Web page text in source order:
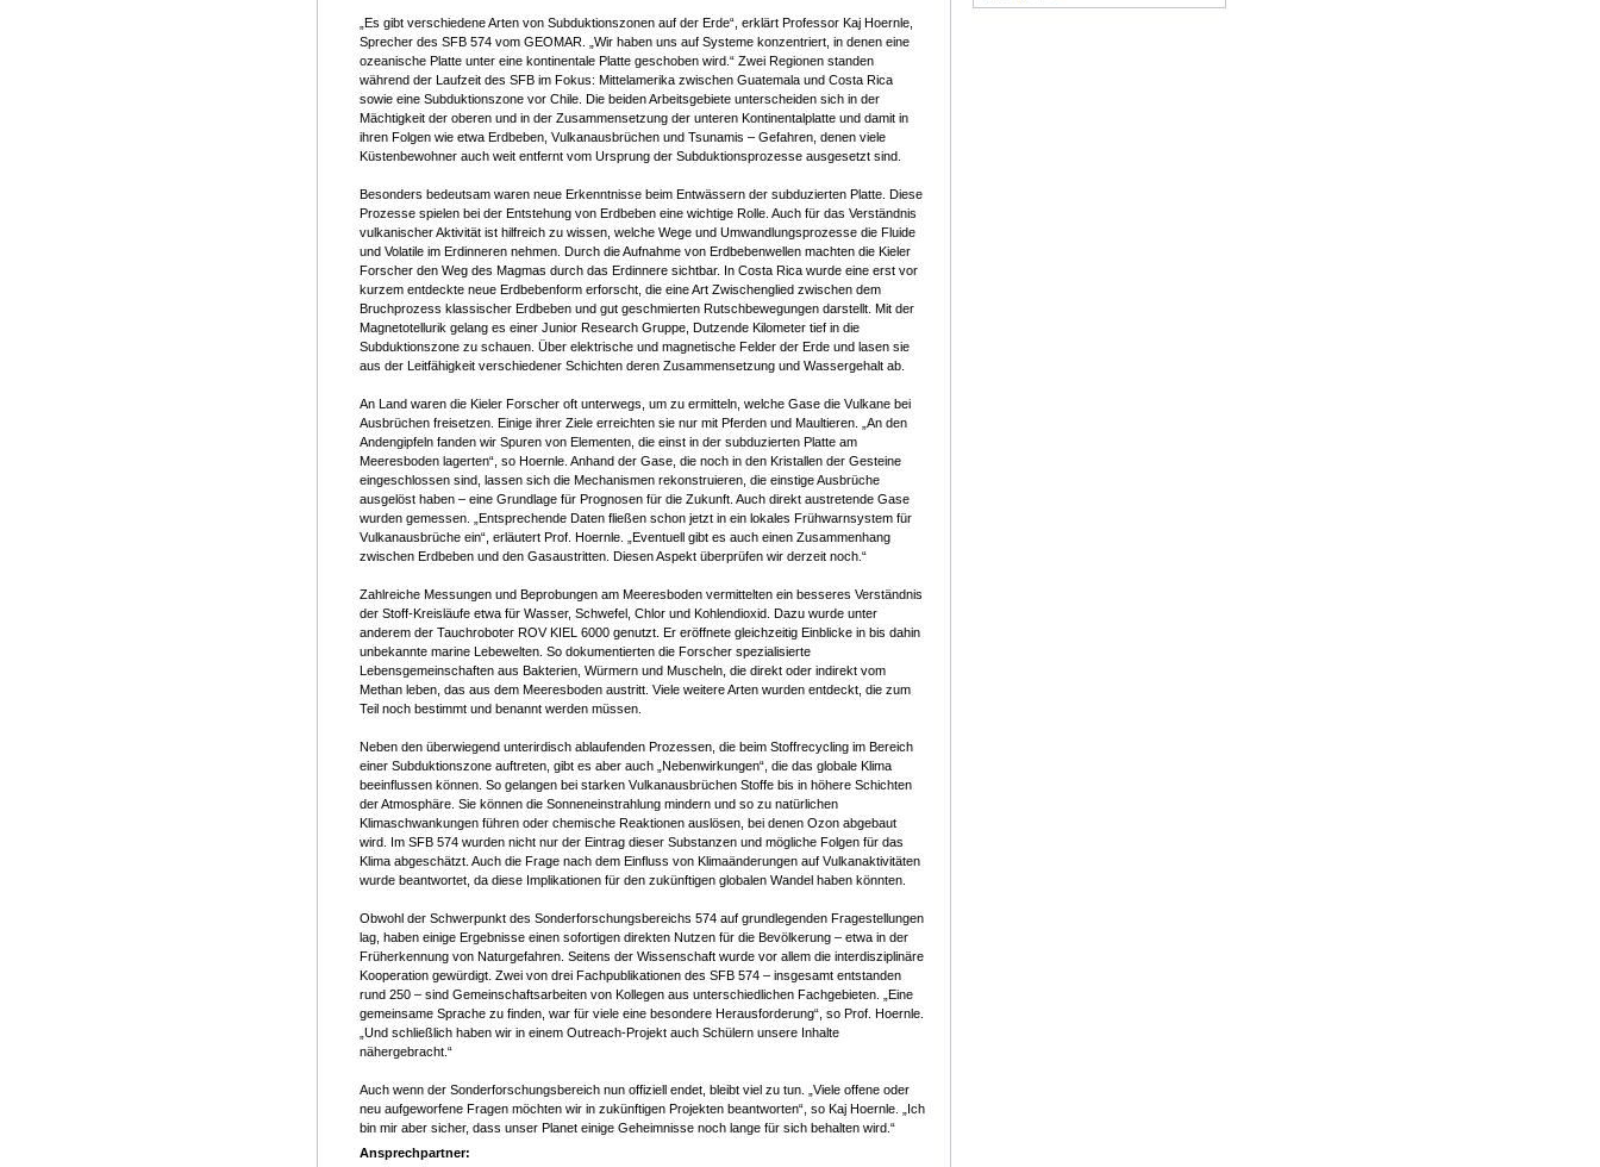
„Es gibt verschiedene Arten von Subduktionszonen auf der Erde“, erklärt Professor Kaj Hoernle,
Sprecher des SFB 574 vom GEOMAR. „Wir haben uns auf Systeme konzentriert, in denen eine
ozeanische Platte unter eine kontinentale Platte geschoben wird.“ Zwei Regionen standen
während der Laufzeit des SFB im Fokus: Mittelamerika zwischen Guatemala und Costa Rica
sowie eine Subduktionszone vor Chile. Die beiden Arbeitsgebiete unterscheiden sich in der
Mächtigkeit der oberen und in der Zusammensetzung der unteren Kontinentalplatte und damit in
ihren Folgen wie etwa Erdbeben, Vulkanausbrüchen und Tsunamis – Gefahren, denen viele
Küstenbewohner auch weit entfernt vom Ursprung der Subduktionsprozesse ausgesetzt sind.
Besonders bedeutsam waren neue Erkenntnisse beim Entwässern der subduzierten Platte. Diese
Prozesse spielen bei der Entstehung von Erdbeben eine wichtige Rolle. Auch für das Verständnis
vulkanischer Aktivität ist hilfreich zu wissen, welche Wege und Umwandlungsprozesse die Fluide
und Volatile im Erdinneren nehmen. Durch die Aufnahme von Erdbebenwellen machten die Kieler
Forscher den Weg des Magmas durch das Erdinnere sichtbar. In Costa Rica wurde eine erst vor
kurzem entdeckte neue Erdbebenform erforscht, die eine Art Zwischenglied zwischen dem
Bruchprozess klassischer Erdbeben und gut geschmierten Rutschbewegungen darstellt. Mit der
Magnetotellurik gelang es einer Junior Research Gruppe, Dutzende Kilometer tief in die
Subduktionszone zu schauen. Über elektrische und magnetische Felder der Erde und lasen sie
aus der Leitfähigkeit verschiedener Schichten deren Zusammensetzung und Wassergehalt ab.
An Land waren die Kieler Forscher oft unterwegs, um zu ermitteln, welche Gase die Vulkane bei
Ausbrüchen freisetzen. Einige ihrer Ziele erreichten sie nur mit Pferden und Maultieren. „An den
Andengipfeln fanden wir Spuren von Elementen, die einst in der subduzierten Platte am
Meeresboden lagerten“, so Hoernle. Anhand der Gase, die noch in den Kristallen der Gesteine
eingeschlossen sind, lassen sich die Mechanismen rekonstruieren, die einstige Ausbrüche
ausgelöst haben – eine Grundlage für Prognosen für die Zukunft. Auch direkt austretende Gase
wurden gemessen. „Entsprechende Daten fließen schon jetzt in ein lokales Frühwarnsystem für
Vulkanausbrüche ein“, erläutert Prof. Hoernle. „Eventuell gibt es auch einen Zusammenhang
zwischen Erdbeben und den Gasaustritten. Diesen Aspekt überprüfen wir derzeit noch.“
Zahlreiche Messungen und Beprobungen am Meeresboden vermittelten ein besseres Verständnis
der Stoff-Kreisläufe etwa für Wasser, Schwefel, Chlor und Kohlendioxid. Dazu wurde unter
anderem der Tauchroboter ROV KIEL 6000 genutzt. Er eröffnete gleichzeitig Einblicke in bis dahin
unbekannte marine Lebewelten. So dokumentierten die Forscher spezialisierte
Lebensgemeinschaften aus Bakterien, Würmern und Muscheln, die direkt oder indirekt vom
Methan leben, das aus dem Meeresboden austritt. Viele weitere Arten wurden entdeckt, die zum
Teil noch bestimmt und benannt werden müssen.
Neben den überwiegend unterirdisch ablaufenden Prozessen, die beim Stoffrecycling im Bereich
einer Subduktionszone auftreten, gibt es aber auch „Nebenwirkungen“, die das globale Klima
beeinflussen können. So gelangen bei starken Vulkanausbrüchen Stoffe bis in höhere Schichten
der Atmosphäre. Sie können die Sonneneinstrahlung mindern und so zu natürlichen
Klimaschwankungen führen oder chemische Reaktionen auslösen, bei denen Ozon abgebaut
wird. Im SFB 574 wurden nicht nur der Eintrag dieser Substanzen und mögliche Folgen für das
Klima abgeschätzt. Auch die Frage nach dem Einfluss von Klimaänderungen auf Vulkanaktivitäten
wurde beantwortet, da diese Implikationen für den zukünftigen globalen Wandel haben könnten.
Obwohl der Schwerpunkt des Sonderforschungsbereichs 574 auf grundlegenden Fragestellungen
lag, haben einige Ergebnisse einen sofortigen direkten Nutzen für die Bevölkerung – etwa in der
Früherkennung von Naturgefahren. Seitens der Wissenschaft wurde vor allem die interdisziplinäre
Kooperation gewürdigt. Zwei von drei Fachpublikationen des SFB 574 – insgesamt entstanden
rund 250 – sind Gemeinschaftsarbeiten von Kollegen aus unterschiedlichen Fachgebieten. „Eine
gemeinsame Sprache zu finden, war für viele eine besondere Herausforderung“, so Prof. Hoernle.
„Und schließlich haben wir in einem Outreach-Projekt auch Schülern unsere Inhalte
nähergebracht.“
Auch wenn der Sonderforschungsbereich nun offiziell endet, bleibt viel zu tun. „Viele offene oder
neu aufgeworfene Fragen möchten wir in zukünftigen Projekten beantworten“, so Kaj Hoernle. „Ich
bin mir aber sicher, dass unser Planet einige Geheimnisse noch lange für sich behalten wird.“
Ansprechpartner: